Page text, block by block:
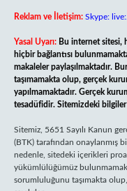
Reklam ve İletişim: Skype:
Yasal Uyarı: Bu internet sitesi,
hiçbir bağlantısı
makaleler paylaşılmaktadır.
taşımamakta olup, gerçek
yapılmamaktadır. Gerçek
tesadüfidir. Sitemizdeki
Sitemiz, 5651 Sayılı Kanun
(BTK) tarafından onaylanmış
nedenle, sitedeki içerikleri
yükümlülüğümüz
sorumluluğunu taşımakta